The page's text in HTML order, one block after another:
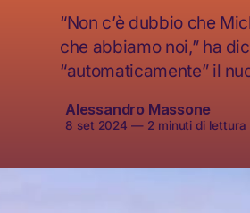
“Non c’è dubbio che
che abbiamo noi,” ha
“automaticamente” il
Alessandro Massone
8 set 2024 — 2 minuti di lettura